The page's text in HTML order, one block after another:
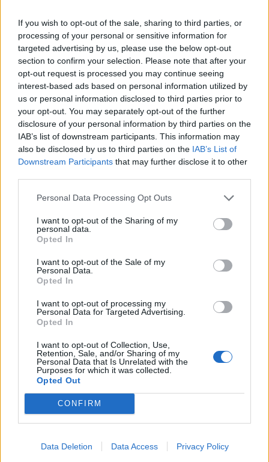
If you wish to opt-out of the sale, sharing to third parties, or
processing of your personal or sensitive information for
targeted advertising by us, please use the below opt-out
section to confirm your selection. Please note that after your
opt-out request is processed you may continue seeing
interest-based ads based on personal information utilized by
us or personal information disclosed to third parties prior to
your opt-out. You may separately opt-out of the further
disclosure of your personal information by third parties on the
IAB’s list of downstream participants. This information may
also be disclosed by us to third parties on the IAB’s List of
Downstream Participants that may further disclose it to other
Personal Data Processing Opt Outs
I want to opt-out of the Sharing of my
personal data.
Opted In
I want to opt-out of the Sale of my
Personal Data.
Opted In
I want to opt-out of processing my
Personal Data for Targeted Advertising.
Opted In
I want to opt-out of Collection, Use,
Retention, Sale, and/or Sharing of my
Personal Data that Is Unrelated with the
Purposes for which it was collected.
Opted Out
CONFIRM
Data Deletion Data Access Privacy Policy